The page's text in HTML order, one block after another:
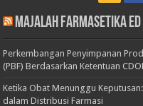
Majalah Farmasetika
Perkembangan Penyimpanan
(PBF) Berdasarkan Ketentuan
Ketika Obat Menunggu
dalam Distribusi Farmasi